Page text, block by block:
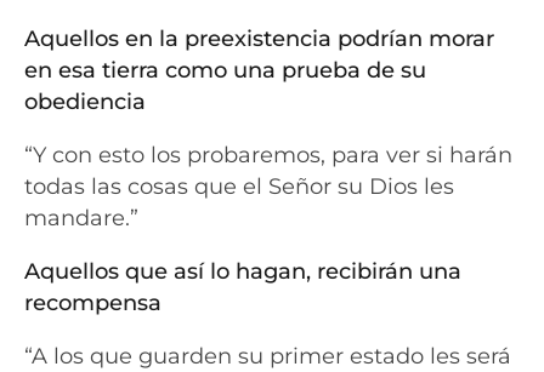
Aquellos en la preexistencia podrían morar
en esa tierra como una prueba de su
obediencia
“Y con esto los probaremos, para ver si harán
todas las cosas que el Señor su Dios les
mandare.”
Aquellos que así lo hagan, recibirán una
recompensa
“A los que guarden su primer estado les será